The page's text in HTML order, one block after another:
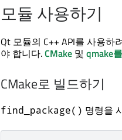
모듈 사용하기
Qt 모듈의 C++ API를 사용
야 합니다.CMake 및 qmake를
CMake로 빌드하기
find_package() 명령을